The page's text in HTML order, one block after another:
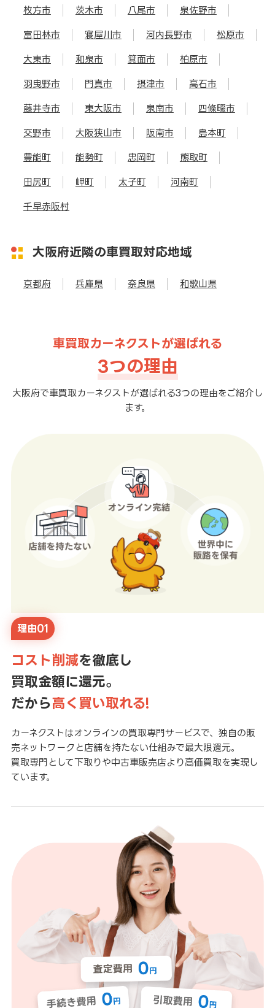
枚方市 茨木市 八尾市 泉佐野市
富田林市 寝屋川市 河内長野市 松原市
大東市 和泉市 箕面市 柏原市
羽曳野市 門真市 摂津市 高石市
藤井寺市 東大阪市 泉南市 四條畷市
交野市 大阪狭山市 阪南市 島本町
豊能町 能勢町 忠岡町 熊取町
田尻町 岬町 太子町 河南町
千早赤阪村
大阪府近隣の車買取対応地域
京都府 兵庫県 奈良県 和歌山県
車買取カーネクストが選ばれる
3つの理由
大阪府で車買取カーネクストが選ばれる3つの理由をご紹介し
ます。
理由01
コスト削減を徹底し
買取金額に還元。
だから高く買い取れる!
カーネクストはオンラインの買取専門サービスで、独自の販
売ネットワークと店舗を持たない仕組みで最大限還元。
買取専門として下取りや中古車販売店より高価買取を実現し
ています。